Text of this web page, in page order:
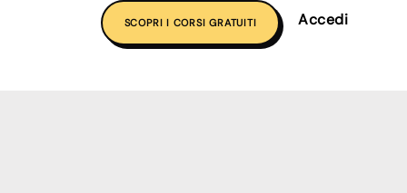
SCOPRI I CORSI GRATUITI Accedi